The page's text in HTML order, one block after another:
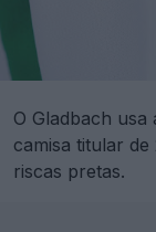
O Gladbach usa
camisa titular
riscas pretas.